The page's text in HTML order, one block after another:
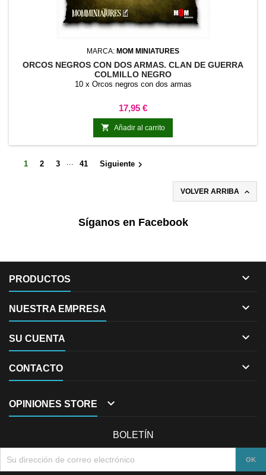
MARCA: MOM MINIATURES
ORCOS NEGROS CON DOS ARMAS. CLAN DE GUERRA
COLMILLO NEGRO
10 x Orcos negros con dos armas
Precio
17,95 €
 Añadir al carrito
1 2 3 … 41 Siguiente 
VOLVER ARRIBA 
Síganos en Facebook
PRODUCTOS 
NUESTRA EMPRESA 
SU CUENTA 
CONTACTO 
OPINIONES STORE 
BOLETÍN